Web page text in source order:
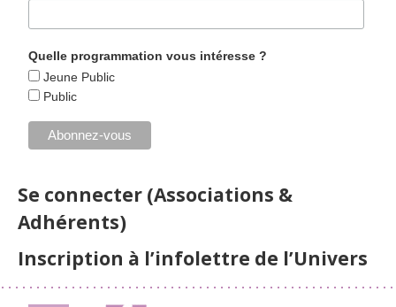
Quelle programmation vous intéresse ?
Jeune Public
Public
Se connecter (Associations &
Adhérents)
Inscription à l’infolettre de l’Univers